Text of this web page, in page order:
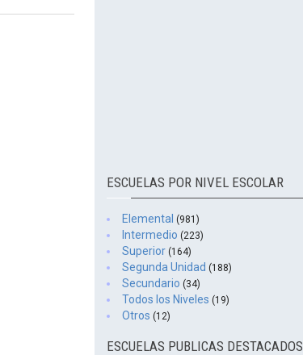
ESCUELAS POR NIVEL ESCOLAR
Elemental (981)
Intermedio (223)
Superior (164)
Segunda Unidad (188)
Secundario (34)
Todos los Niveles (19)
Otros (12)
ESCUELAS PUBLICAS DESTACADOS